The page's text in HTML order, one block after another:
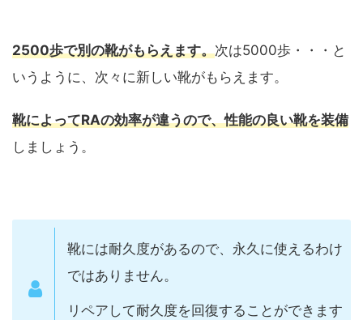
2500歩で別の靴がもらえます。次は5000歩・・・と
いうように、次々に新しい靴がもらえます。
靴によってRAの効率が違うので、性能の良い靴を装備
しましょう。
靴には耐久度があるので、永久に使えるわけ
ではありません。
リペアして耐久度を回復することができます